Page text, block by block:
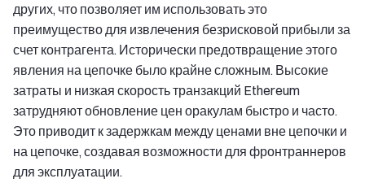
других, что позволяет им использовать это
преимущество для извлечения безрисковой прибыли за
счет контрагента. Исторически предотвращение этого
явления на цепочке было крайне сложным. Высокие
затраты и низкая скорость транзакций Ethereum
затрудняют обновление цен оракулам быстро и часто.
Это приводит к задержкам между ценами вне цепочки и
на цепочке, создавая возможности для фронтраннеров
для эксплуатации.